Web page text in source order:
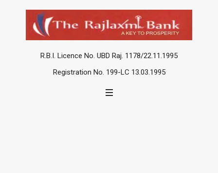
R.B.I. Licence No. UBD Raj. 1178/22.11.1995
Registration No. 199-LC 13.03.1995